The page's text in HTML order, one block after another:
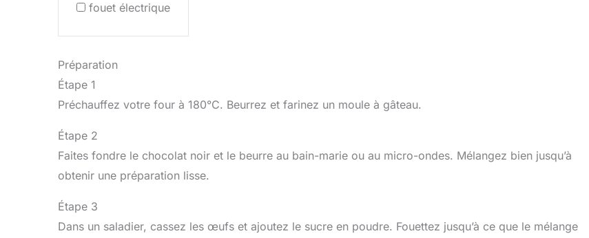
fouet électrique
Préparation
Étape 1
Préchauffez votre four à 180°C. Beurrez et farinez un moule à gâteau.
Étape 2
Faites fondre le chocolat noir et le beurre au bain-marie ou au micro-ondes. Mélangez bien jusqu’à
obtenir une préparation lisse.
Étape 3
Dans un saladier, cassez les œufs et ajoutez le sucre en poudre. Fouettez jusqu’à ce que le mélange